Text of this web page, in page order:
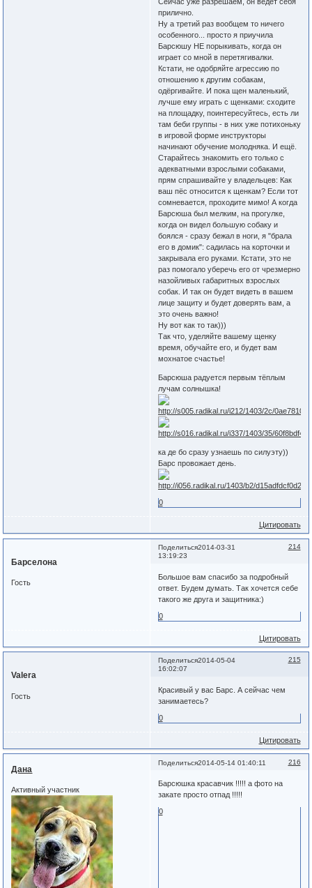
прилично.
Ну а третий раз вообщем то ничего
особенного... просто я приучила
Барсюшу НЕ порыкивать, когда он
играет со мной в перетягивалки.
Кстати, не одобряйте агрессию по
отношению к другим собакам,
одёргивайте. И пока щен маленький,
лучше ему играть с щенками: сходите
на площадку, поинтересуйтесь, есть ли
там беби группы - в них уже потихоньку
в игровой форме инструкторы
начинают обучение молодняка. И ещё.
Старайтесь знакомить его только с
адекватными взрослыми собаками,
прям спрашивайте у владельцев: Как
ваш пёс относится к щенкам? Если тот
сомневается, проходите мимо! А когда
Барсюша был мелким, на прогулке,
когда он видел большую собаку и
боялся - сразу бежал в ноги, я "брала
его в домик": садилась на корточки и
закрывала его руками. Кстати, это не
раз помогало уберечь его от чрезмерно
назойливых габаритных взрослых
собак. И так он будет видеть в вашем
лице защиту и будет доверять вам, а
это очень важно!
Ну вот как то так)))
Так что, уделяйте вашему щенку
время, обучайте его, и будет вам
мохнатое счастье!
Барсюша радуется первым тёплым
лучам солнышка!
ка де бо сразу узнаешь по силуэту))
Барс провожает день.
0
Цитировать
Поделиться 214
2014-03-31
13:19:23
Барселона
Гость
Большое вам спасибо за подробный
ответ. Будем думать. Так хочется себе
такого же друга и защитника:)
0
Цитировать
Поделиться 215
2014-05-04
16:02:07
Valera
Гость
Красивый у вас Барс. А сейчас чем
занимаетесь?
0
Цитировать
Поделиться 216
2014-05-14 01:40:11
Дана
Активный участник
Барсюшка красавчик !!!!! а фото на
закате просто отпад !!!!!
0